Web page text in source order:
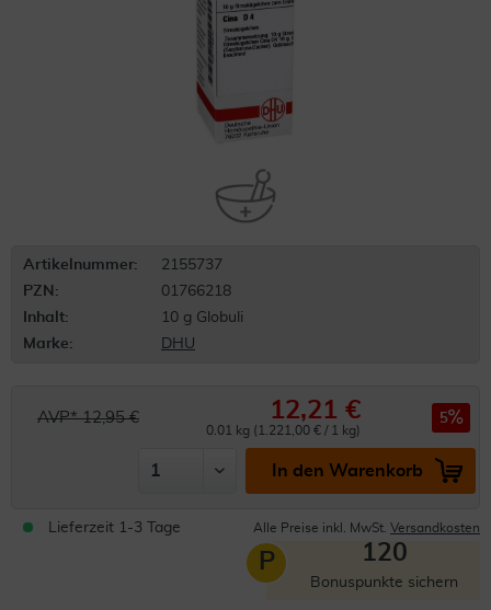
Artikelnummer:
2155737
PZN:
01766218
Inhalt:
10 g Globuli
Marke:
DHU
AVP* 12,95 € 12,21 €
0.01 kg (1.221,00 € / 1 kg)
5
In den Warenkorb
Lieferzeit 1-3 Tage Alle Preise inkl. MwSt. Versandkosten
P 120
Bonuspunkte sichern